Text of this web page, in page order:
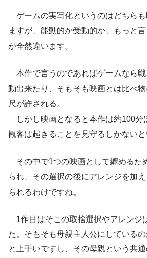
ゲームの実写化というのはどちらも
ますが、能動的か受動的か、もっと
が全然違います。
本作で言うのであればゲームなら
動出来たり、そもそも映画とは比べ
尺が許される。
しかし映画となると本作は約100分
観客は起きることを見守るしかない
その中で1つの映画として纏めるた
られ、その選択の後にアレンジを加
られるわけですね。
1作目はそこの取捨選択やアレンジ
た。そもそも母親主人公にしている
と上手いですし、その母親という共